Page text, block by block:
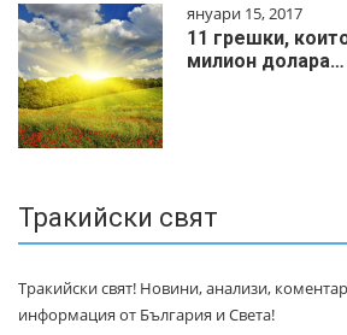
януари 15, 2017
11 грешки,
милиoн дoлapa…
Тракийски свят
Тракийски свят! Новини, анализи,
информация от България и Света!